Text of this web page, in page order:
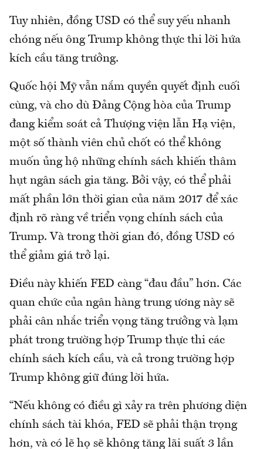
Tuy nhiên, đồng USD có thể suy yếu nhanh
chóng nếu ông Trump không thực thi lời hứa
kích cầu tăng trưởng.
Quốc hội Mỹ vẫn nắm quyền quyết định cuối
cùng, và cho dù Đảng Cộng hòa của Trump
đang kiểm soát cả Thượng viện lẫn Hạ viện,
một số thành viên chủ chốt có thể không
muốn ủng hộ những chính sách khiến thâm
hụt ngân sách gia tăng. Bởi vậy, có thể phải
mất phần lớn thời gian của năm 2017 để xác
định rõ ràng về triển vọng chính sách của
Trump. Và trong thời gian đó, đồng USD có
thể giảm giá trở lại.
Điều này khiến FED càng “đau đầu” hơn. Các
quan chức của ngân hàng trung ương này sẽ
phải cân nhắc triển vọng tăng trưởng và lạm
phát trong trường hợp Trump thực thi các
chính sách kích cầu, và cả trong trường hợp
Trump không giữ đúng lời hứa.
“Nếu không có điều gì xảy ra trên phương diện
chính sách tài khóa, FED sẽ phải thận trọng
hơn, và có lẽ họ sẽ không tăng lãi suất 3 lần